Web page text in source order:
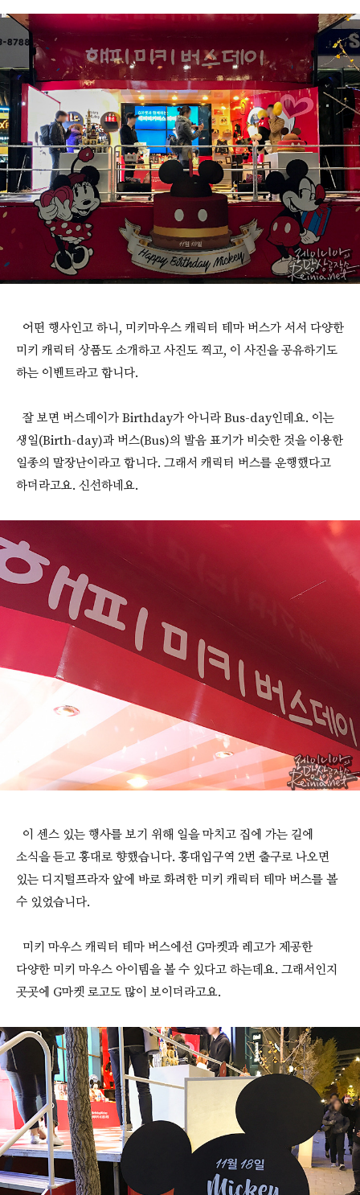
어떤 행사인고 하니, 미키마우스 캐릭터 테마 버스가 서서 다양한
미키 캐릭터 상품도 소개하고 사진도 찍고, 이 사진을 공유하기도
하는 이벤트라고 합니다.
잘 보면 버스데이가 Birthday가 아니라 Bus-day인데요. 이는
생일(Birth-day)과 버스(Bus)의 발음 표기가 비슷한 것을 이용한
일종의 말장난이라고 합니다. 그래서 캐릭터 버스를 운행했다고
하더라고요. 신선하네요.
이 센스 있는 행사를 보기 위해 일을 마치고 집에 가는 길에
소식을 듣고 홍대로 향했습니다. 홍대입구역 2번 출구로 나오면
있는 디지털프라자 앞에 바로 화려한 미키 캐릭터 테마 버스를 볼
수 있었습니다.
미키 마우스 캐릭터 테마 버스에선 G마켓과 레고가 제공한
다양한 미키 마우스 아이템을 볼 수 있다고 하는데요. 그래서인지
곳곳에 G마켓 로고도 많이 보이더라고요.